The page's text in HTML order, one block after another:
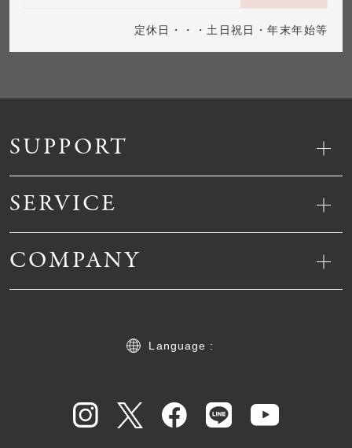
SUPPORT
SERVICE
COMPANY
Language :
定休日・・・土日祝日・年末年始等